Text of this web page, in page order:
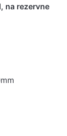
na rezervne